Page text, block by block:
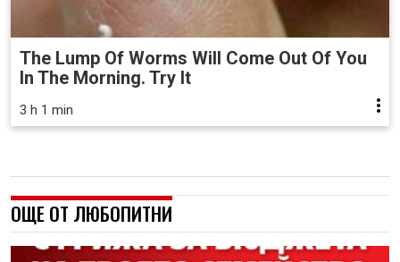
The Lump Of Worms Will Come Out Of You
In The Morning. Try It
3 h 1 min
ОЩЕ ОТ ЛЮБОПИТНИ